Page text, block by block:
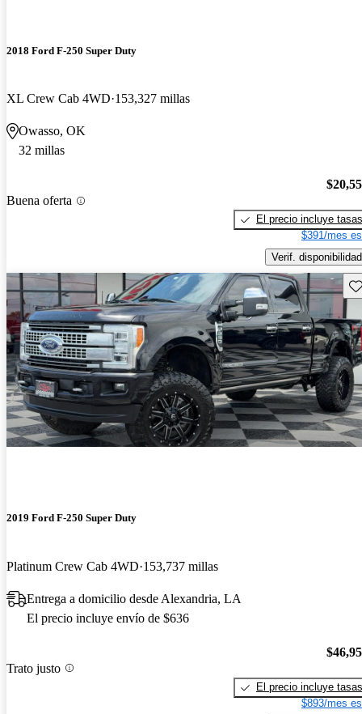
2018 Ford F-250 Super Duty
XL Crew Cab 4WD 153,327 millas
Owasso, OK
32 millas
Buena oferta
El precio incluye tasas
$391/mes
Verif. disponibilidad
2019 Ford F-250 Super Duty
Platinum Crew Cab 4WD 153,737 millas
Entrega a domicilio desde Alexandria, LA
El precio incluye envío de $636
Trato justo
El precio incluye tasas
$893/mes